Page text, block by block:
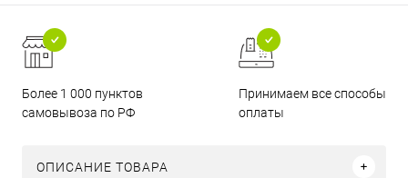
Более 1 000 пунктов
самовывоза по РФ
Принимаем все способы
оплаты
ОПИСАНИЕ ТОВАРА